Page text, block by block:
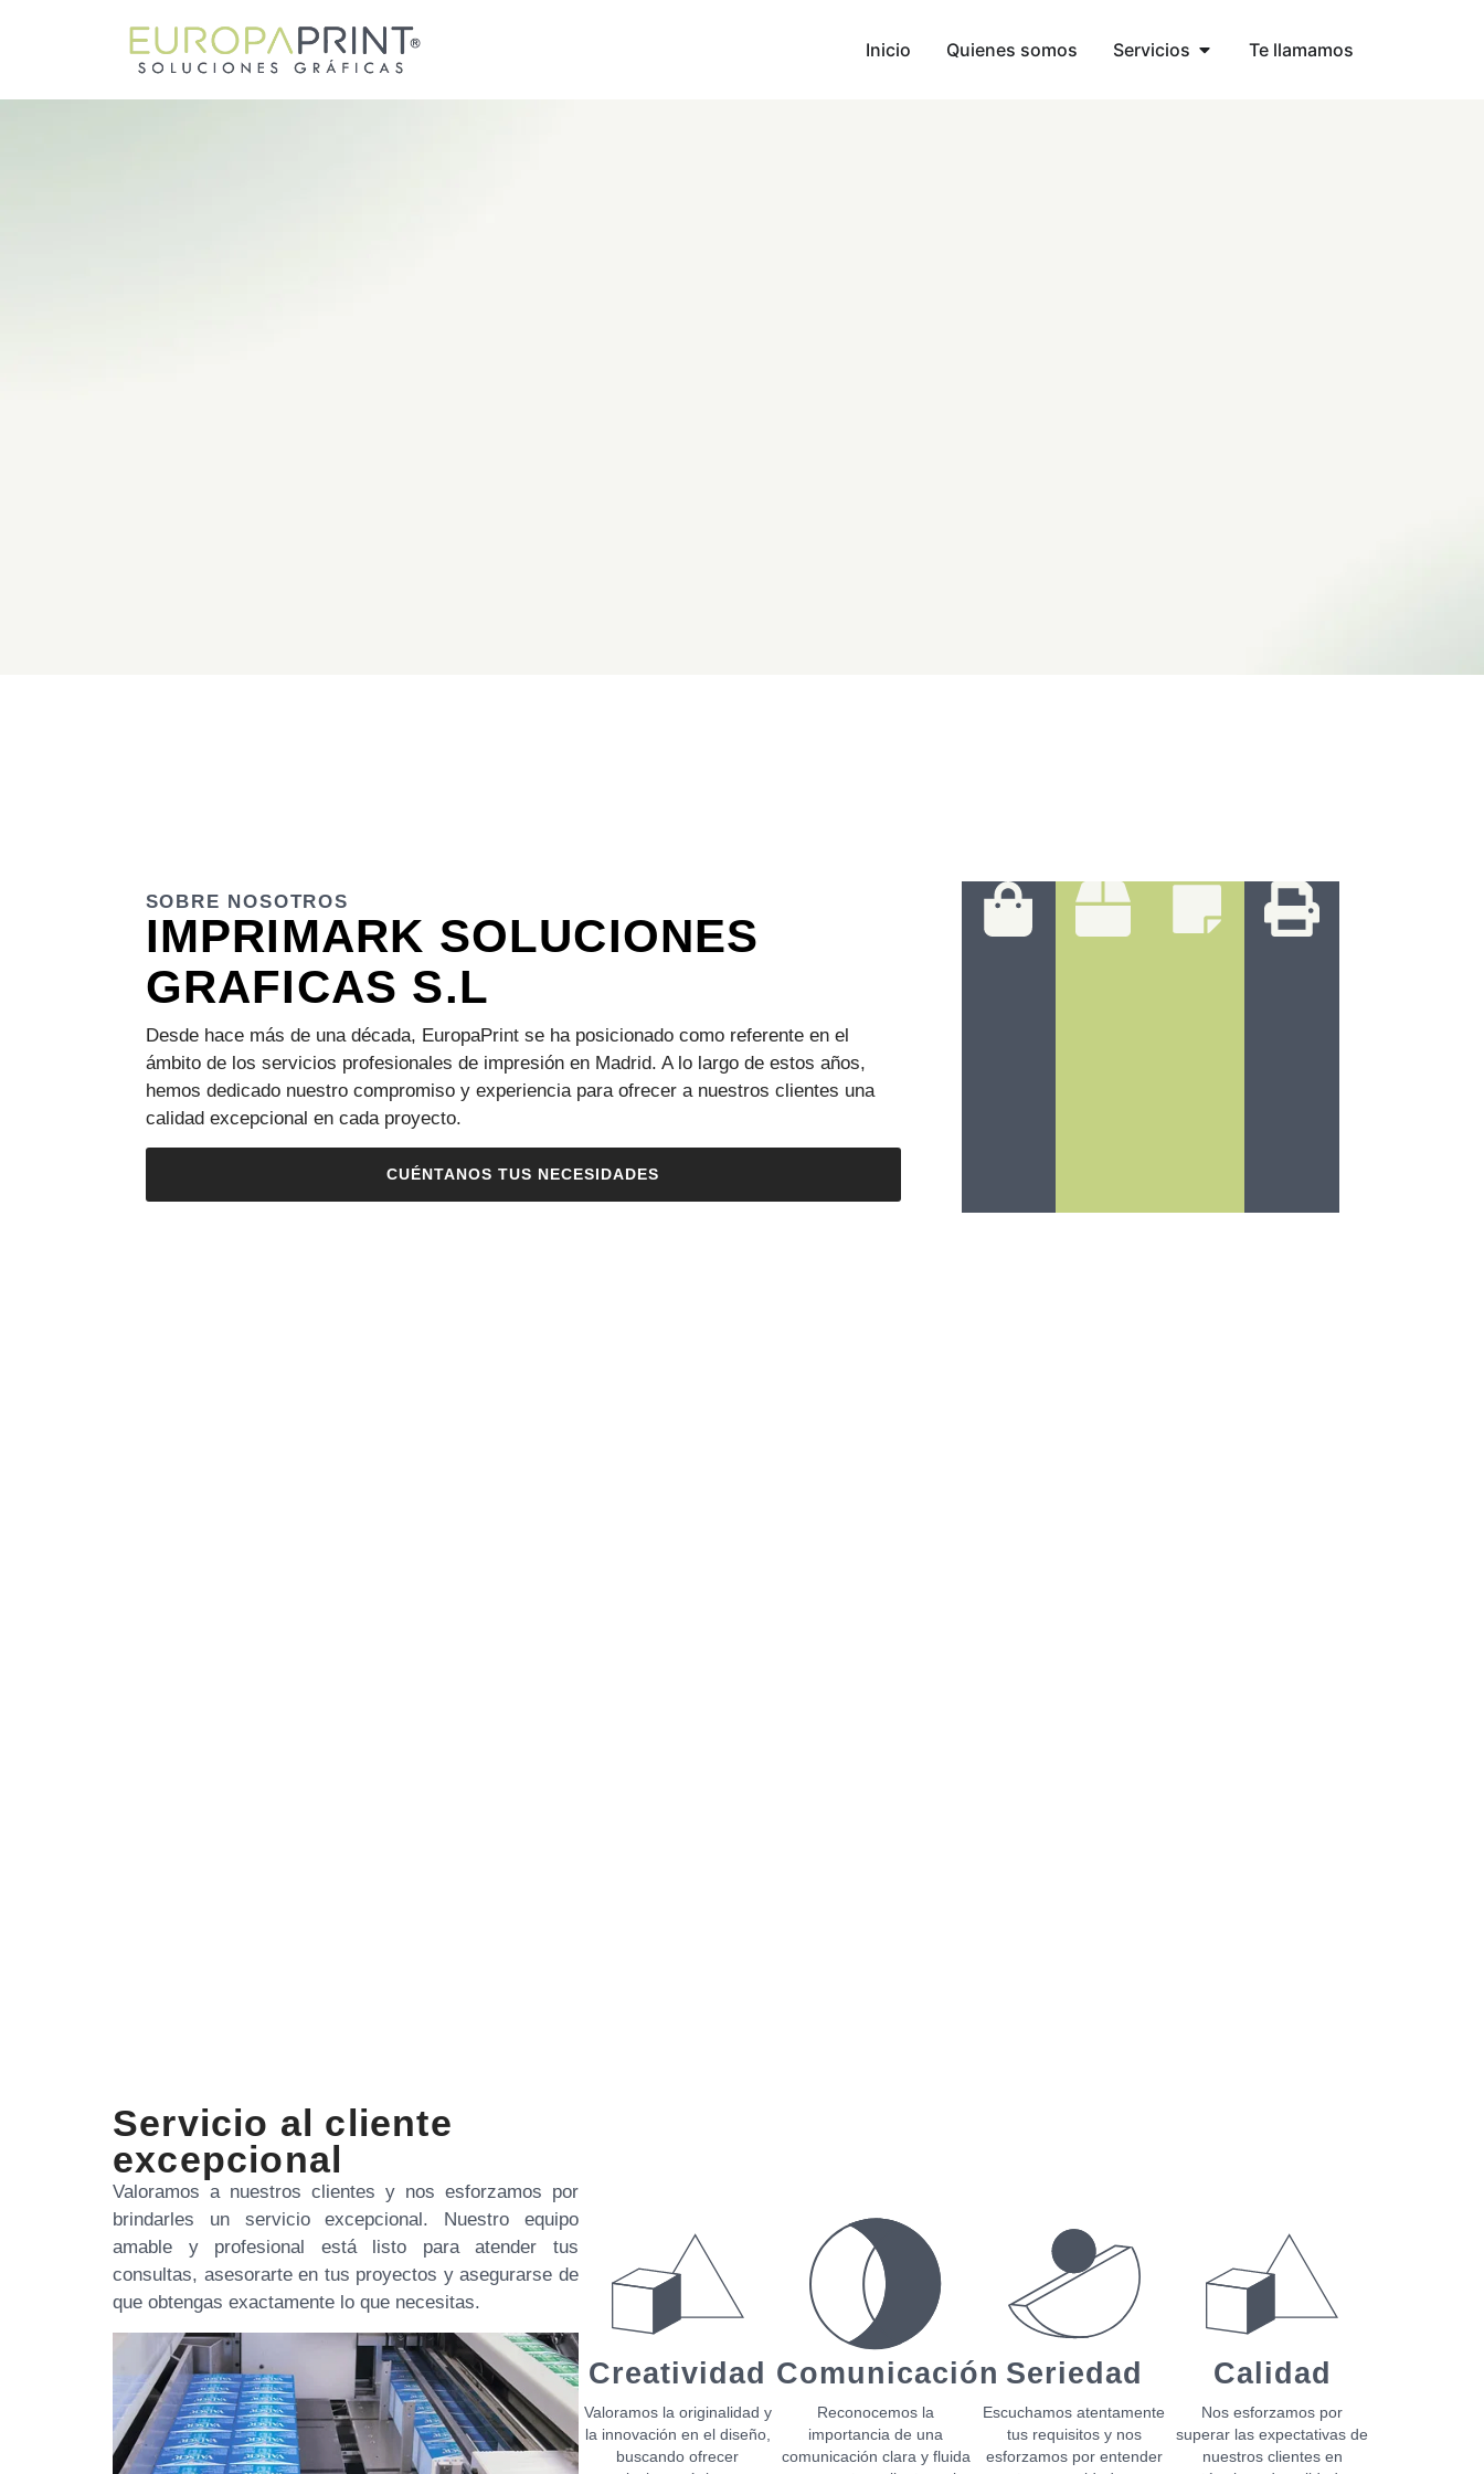
Inicio Quienes somos Servicios Te llamamos
SOBRE NOSOTROS
IMPRIMARK SOLUCIONES
GRAFICAS S.L
Desde hace más de una década, EuropaPrint se ha posicionado como referente en el
ámbito de los servicios profesionales de impresión en Madrid. A lo largo de estos años,
hemos dedicado nuestro compromiso y experiencia para ofrecer a nuestros clientes una
calidad excepcional en cada proyecto.
CUÉNTANOS TUS NECESIDADES
Servicio al cliente
excepcional
Valoramos a nuestros clientes y nos esforzamos por
brindarles un servicio excepcional. Nuestro equipo
amable y profesional está listo para atender tus
consultas, asesorarte en tus proyectos y asegurarse de
que obtengas exactamente lo que necesitas.
Creatividad
Valoramos la originalidad y
la innovación en el diseño,
buscando ofrecer
Comunicación
Reconocemos la
importancia de una
comunicación clara y fluida
Seriedad
Escuchamos atentamente
tus requisitos y nos
esforzamos por entender
Calidad
Nos esforzamos por
superar las expectativas de
nuestros clientes en